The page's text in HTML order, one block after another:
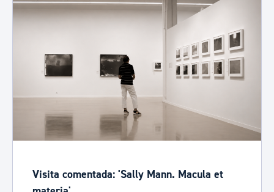
Visita comentada: 'Sally Mann. Macula et